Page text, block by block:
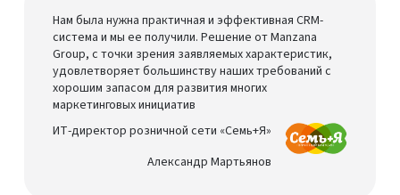
Нам была нужна практичная и эффективная CRM-
система и мы ее получили. Решение от Manzana
Group, с точки зрения заявляемых характеристик,
удовлетворяет большинству наших требований с
хорошим запасом для развития многих
маркетинговых инициатив
ИТ-директор розничной сети «Семь+Я»
Александр Мартьянов